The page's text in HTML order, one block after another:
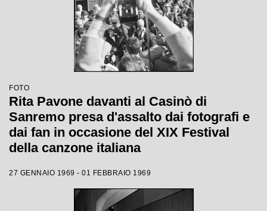
FOTO
Rita Pavone davanti al Casinò di
Sanremo presa d'assalto dai fotografi e
dai fan in occasione del XIX Festival
della canzone italiana
27 GENNAIO 1969 - 01 FEBBRAIO 1969